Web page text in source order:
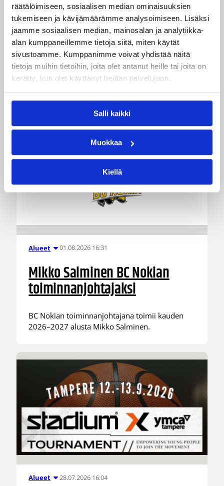
räätälöimiseen, sosiaalisen median ominaisuuksien
tukemiseen ja kävijämäärämme analysoimiseen. Lisäksi
jaamme sosiaalisen median, mainosalan ja analytiikka-
alan kumppaneillemme tietoja siitä, miten käytät
sivustoamme. Kumppanimme voivat yhdistää näitä
tietoja muihin tietoihin, joita olet antanut heille tai joita on
kerätty, kun olet käyttänyt heidän palvelujaan.
Salli kaikki
Muokkaa
Kiellä
Delfin Basket Tournament
31.7.-2.8. Tampereella
Koripallon kansainvälinen turnaus Delfin Basket
pelataan Tampereella tänä viikonloppuna.
Järjestyksessään 39. turnaus kerää yhteen 200
Alueet 01.08.2026 16:31
Mikko Salminen BC Nokian
toiminnanjohtajaksi
BC Nokian toiminnanjohtajana toimii kauden
2026–2027 alusta Mikko Salminen.
Alueet 28.07.2026 16:04